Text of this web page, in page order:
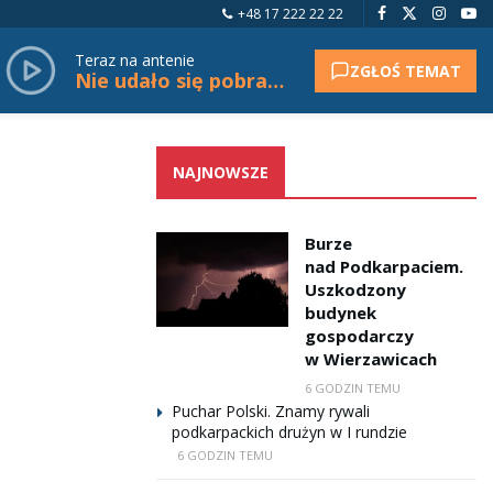
+48 17 222 22 22
Teraz na antenie
Nie udało się pobrać tytułu. ZGŁOŚ TEMAT
NAJNOWSZE
Burze
nad Podkarpaciem.
Uszkodzony
budynek
gospodarczy
w Wierzawicach
6 GODZIN TEMU
Puchar Polski. Znamy rywali
podkarpackich drużyn w I rundzie
6 GODZIN TEMU